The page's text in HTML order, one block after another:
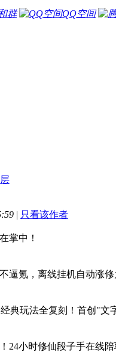
群 QQ空间
| 只看该作者
掌中！
逼氪，离线挂机自动涨
典玩法全复刻！首创"文
24小时修仙段子手在